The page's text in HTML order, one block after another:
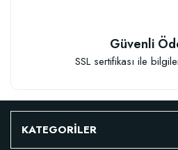
Çiçek Soğanları İçin Özel Karışım
Güvenli
SSL sertifikası ile
KATEGORİLER